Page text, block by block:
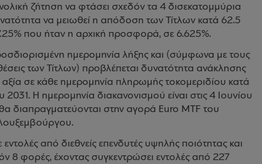
ζήτηση να φτάσει σχεδόν τα 4 δισεκατομμύρια
να μειωθεί η απόδοση των Τίτλων κατά 62.5
που ήταν η αρχική προσφορά, σε 6.625%.
ημερομηνία λήξης και (σύμφωνα με τους
των Τίτλων) προβλέπεται δυνατότητα ανάκλησης
σε κάθε ημερομηνία πληρωμής τοκομεριδίου κατά
2031. Η ημερομηνία διακανονισμού είναι στις 4 Ιουνίου
διαπραγματεύονται στην αγορά Euro MTF του
από διεθνείς επενδυτές υψηλής ποιότητας και
8 φορές, έχοντας συγκεντρώσει εντολές από 227